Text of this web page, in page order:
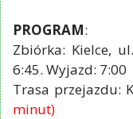
PROGRAM:
Zbiórka: Kielce,
6:45. Wyjazd: 7:00
Trasa przejazdu:
minut)